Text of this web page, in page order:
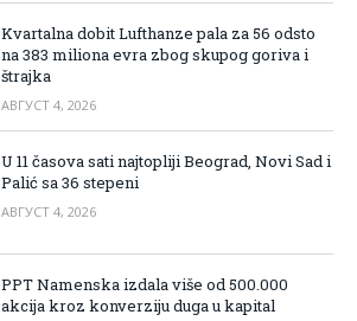
Kvartalna dobit Lufthanze pala za 56 odsto
na 383 miliona evra zbog skupog goriva i
štrajka
АВГУСТ 4, 2026
U 11 časova sati najtopliji Beograd, Novi Sad i
Palić sa 36 stepeni
АВГУСТ 4, 2026
PPT Namenska izdala više od 500.000
akcija kroz konverziju duga u kapital